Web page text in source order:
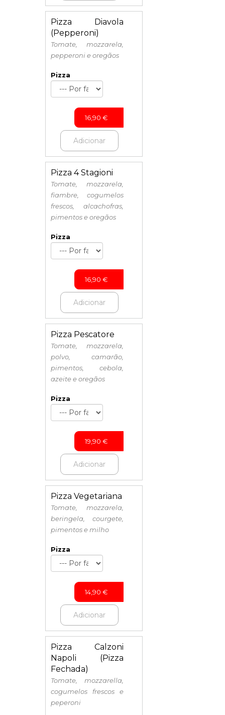
Pizza Diavola
(Pepperoni)
Tomate, mozzarela,
pepperoni e oregãos
Pizza
16,90 €
Adicionar
Pizza 4 Stagioni
Tomate, mozzarela,
fiambre, cogumelos
frescos, alcachofras,
pimentos e oregãos
Pizza
16,90 €
Adicionar
Pizza Pescatore
Tomate, mozzarela,
polvo, camarão,
pimentos, cebola,
azeite e oregãos
Pizza
19,90 €
Adicionar
Pizza Vegetariana
Tomate, mozzarela,
beringela, courgete,
pimentos e milho
Pizza
14,90 €
Adicionar
Pizza Calzoni
Napoli (Pizza
Fechada)
Tomate, mozzarella,
cogumelos frescos e
peperoni